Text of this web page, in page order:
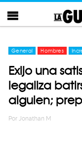
General Hombres
Exijo una
legaliza
alguien;
Por Jonathan M